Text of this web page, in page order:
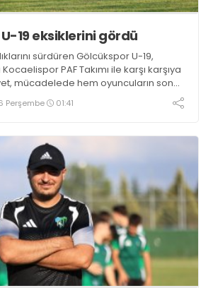
19 eksiklerini gördü
sürdüren Gölcükspor U-19,
PAF Takımı ile karşı karşıya
mücadelede hem oyuncuların son
hem de takımın eksiklerini tespit etme
Perşembe 01:41